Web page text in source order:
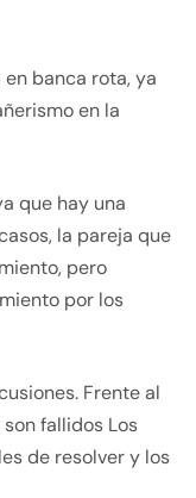
banca rota, ya
en la
que hay una
la pareja que
pero
por los
Frente al
fallidos Los
de resolver y los